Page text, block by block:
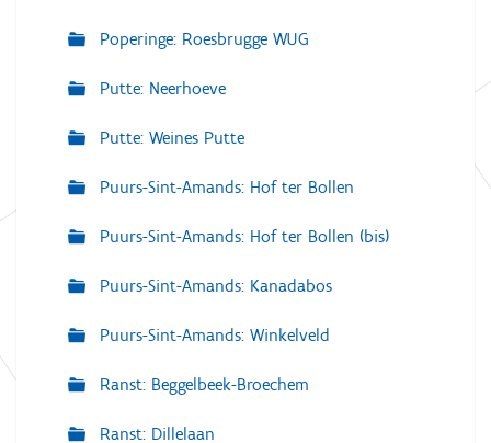
Poperinge: Roesbrugge WUG
Putte: Neerhoeve
Putte: Weines Putte
Puurs-Sint-Amands: Hof ter Bollen
Puurs-Sint-Amands: Hof ter Bollen (bis)
Puurs-Sint-Amands: Kanadabos
Puurs-Sint-Amands: Winkelveld
Ranst: Beggelbeek-Broechem
Ranst: Dillelaan